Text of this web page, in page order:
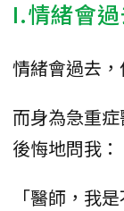
I.情緒會
情緒會過去，
而身為急重
後悔地問我：
「醫師，我